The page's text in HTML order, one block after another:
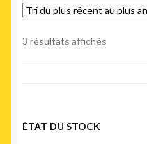
3 résultats affichés
ÉTAT DU STOCK